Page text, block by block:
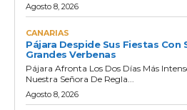
Agosto 8, 2026
CANARIAS
Pájara Despide Sus Fiestas Con
Grandes Verbenas
Pájara Afronta Los Dos Días Más
Nuestra Señora De Regla...
Agosto 8, 2026